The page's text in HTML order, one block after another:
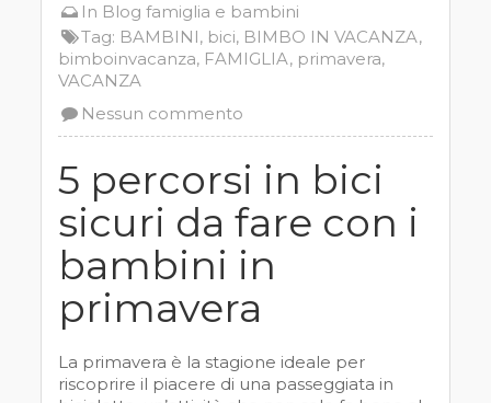
In Blog famiglia e bambini
Tag: BAMBINI, bici, BIMBO IN VACANZA,
bimboinvacanza, FAMIGLIA, primavera,
VACANZA
Nessun commento
5 percorsi in bici
sicuri da fare con i
bambini in
primavera
La primavera è la stagione ideale per
riscoprire il piacere di una passeggiata in